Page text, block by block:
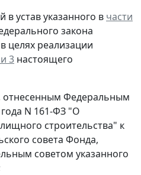
устав указанного в части
закона
целях реализации
3 настоящего
отнесенным Федеральным
N 161-ФЗ "О
строительства" к
совета Фонда,
советом указанного